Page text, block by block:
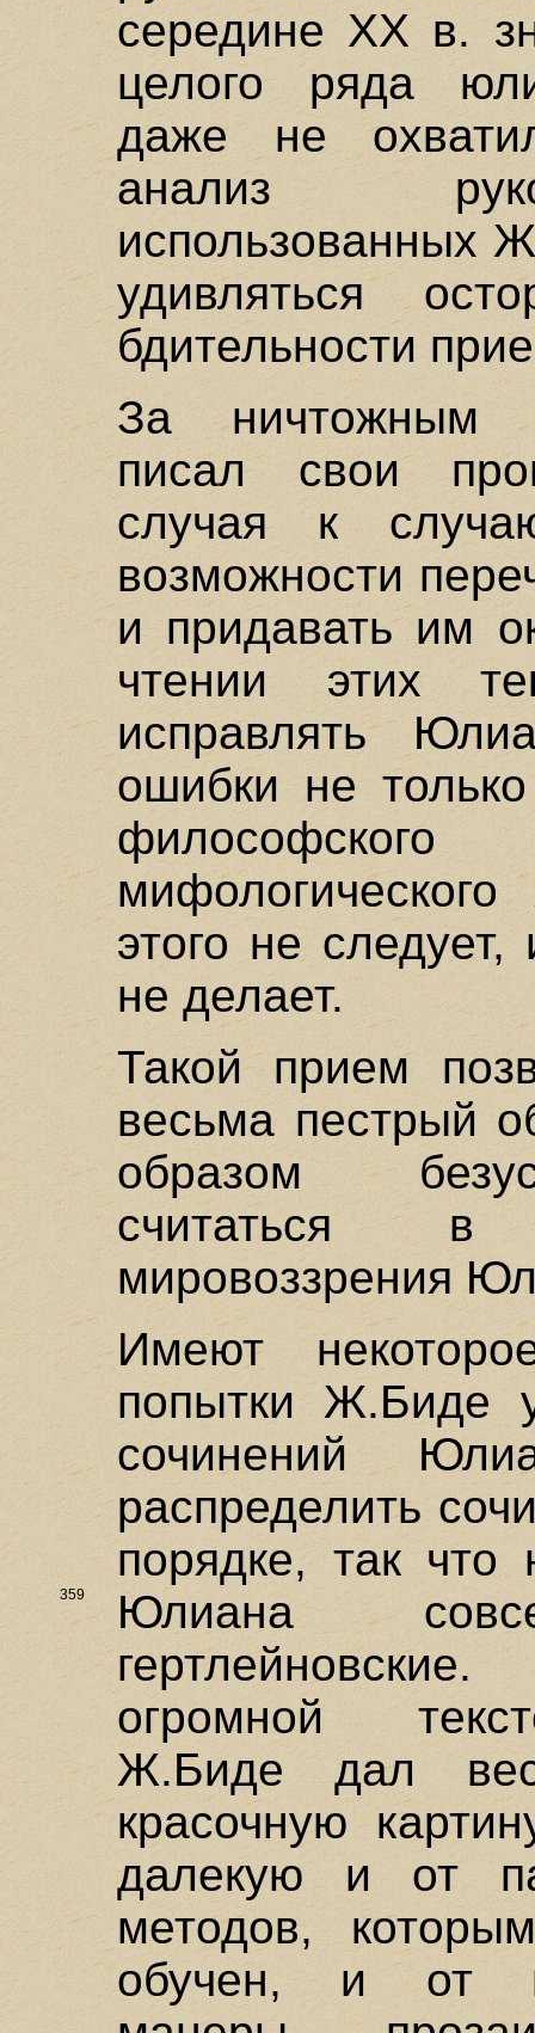
середине XX в.
целого ряда
даже не
анализ
использованных
удивляться
бдительности
За ничтожным
писал свои
случая к
возможности
и придавать им
чтении этих
исправлять
ошибки не
этого не
не делает.
Такой прием
весьма пестрый
образом
считаться
мировоззрения
Имеют
попытки Ж.Биде
сочинений
распределить
порядке, так
Юлиана
359
огромной
Ж.Биде дал
красочную
далекую и от
методов,
обучен, и от